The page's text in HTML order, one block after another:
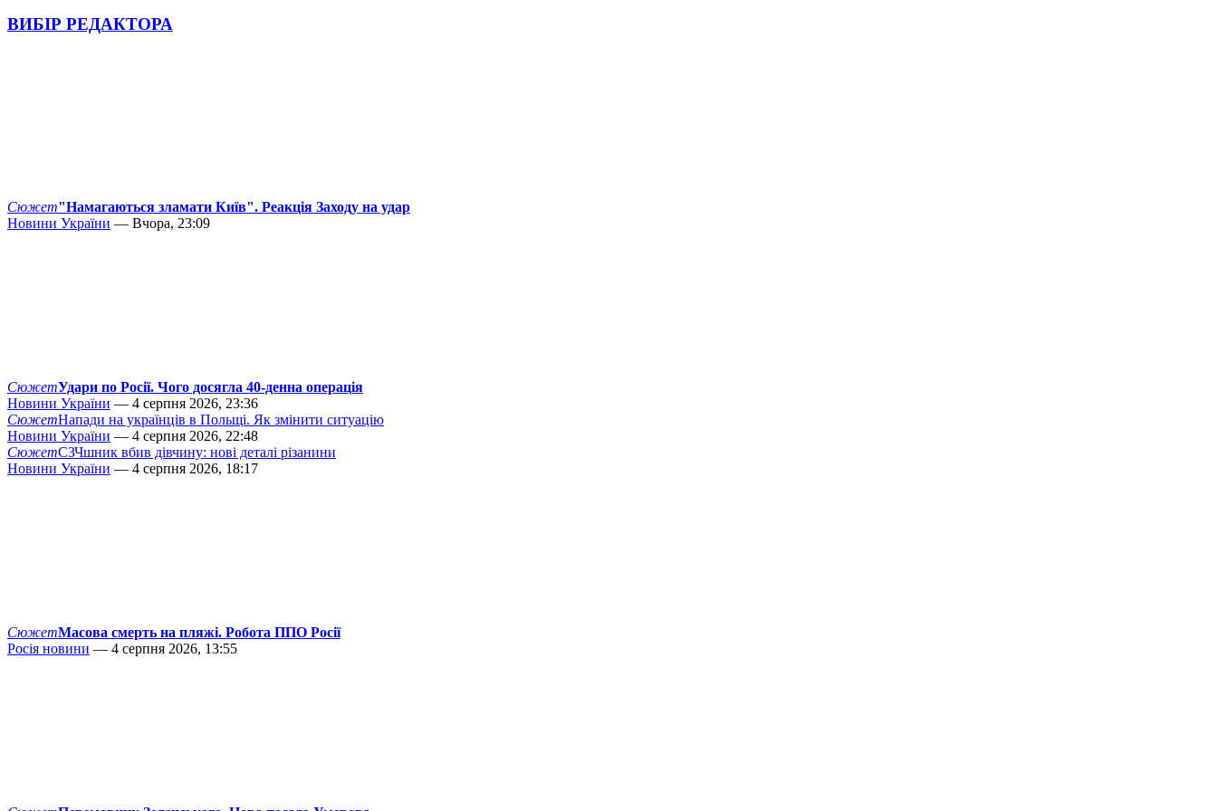
ВИБІР РЕДАКТОРА
Сюжет"Намагаються зламати Київ". Реакція Заходу на удар
Новини України — Вчора, 23:09
СюжетУдари по Росії. Чого досягла 40-денна операція
Новини України — 4 серпня 2026, 23:36
СюжетНапади на українців в Польщі. Як змінити ситуацію
Новини України — 4 серпня 2026, 22:48
СюжетСЗЧшник вбив дівчину: нові деталі різанини
Новини України — 4 серпня 2026, 18:17
СюжетМасова смерть на пляжі. Робота ППО Росії
Росія новини — 4 серпня 2026, 13:55